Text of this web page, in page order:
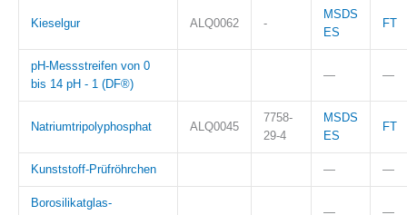
Kieselgur ALQ0062 -
MSDS
ES
FT
pH-Messstreifen von 0
bis 14 pH - 1 (DF®)
— —
Natriumtripolyphosphat ALQ0045
7758-
29-4
MSDS
ES
FT
Kunststoff-Prüfröhrchen — —
Borosilikatglas-
— —